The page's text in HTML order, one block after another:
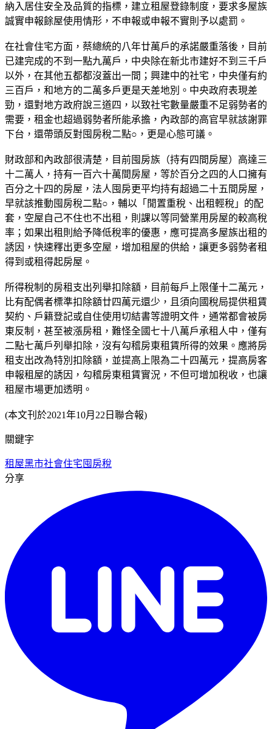
納入居住安全及品質的指標，建立租屋登錄制度，要求多屋族
誠實申報餘屋使用情形，不申報或申報不實則予以處罰。
在社會住宅方面，蔡總統的八年廿萬戶的承諾嚴重落後，目前
已建完成的不到一點九萬戶，中央除在新北市建好不到三千戶
以外，在其他五都都沒蓋出一間；興建中的社宅，中央僅有約
三百戶，和地方的二萬多戶更是天差地別。中央政府表現差
勁，還對地方政府說三道四，以致社宅數量嚴重不足弱勢者的
需要，租金也超過弱勢者所能承擔，內政部的高官早就該謝罪
下台，還帶頭反對囤房稅二點○，更是心態可議。
財政部和內政部很清楚，目前囤房族（持有四間房屋）高達三
十二萬人，持有一百六十萬間房屋，等於百分之四的人口擁有
百分之十四的房屋，法人囤房更平均持有超過二十五間房屋，
早就該推動囤房稅二點○，輔以「閒置重稅、出租輕稅」的配
套，空屋自己不住也不出租，則課以等同營業用房屋的較高稅
率；如果出租則給予降低稅率的優惠，應可提高多屋族出租的
誘因，快速釋出更多空屋，增加租屋的供給，讓更多弱勢者租
得到或租得起房屋。
所得稅制的房租支出列舉扣除額，目前每戶上限僅十二萬元，
比有配偶者標準扣除額廿四萬元還少，且須向國稅局提供租賃
契約、戶籍登記或自住使用切結書等證明文件，通常都會被房
東反制，甚至被漲房租，難怪全國七十八萬戶承租人中，僅有
二點七萬戶列舉扣除，沒有勾稽房東租賃所得的效果。應將房
租支出改為特別扣除額，並提高上限為二十四萬元，提高房客
申報租屋的誘因，勾稽房東租賃實況，不但可增加稅收，也讓
租屋市場更加透明。
(本文刊於2021年10月22日聯合報)
關鍵字
租屋黑市社會住宅 囤房稅
分享